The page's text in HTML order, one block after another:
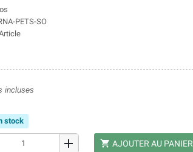
PETS-SO
incluses
stock
add shopping_cart AJOUTER AU PANIER